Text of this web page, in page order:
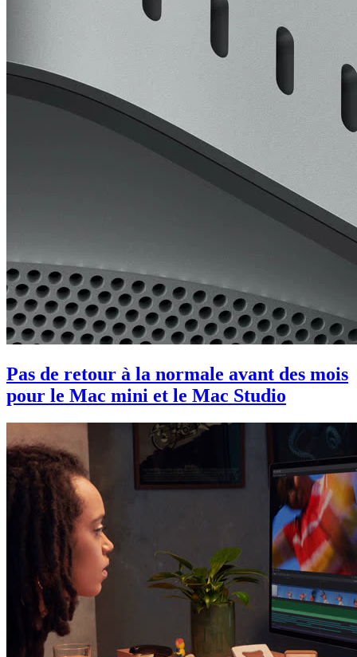
Pas de retour à la normale avant des mois
pour le Mac mini et le Mac Studio